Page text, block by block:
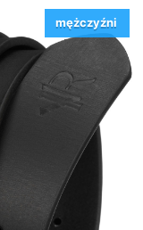
mężczyźni